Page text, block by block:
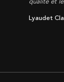
Lyaudet